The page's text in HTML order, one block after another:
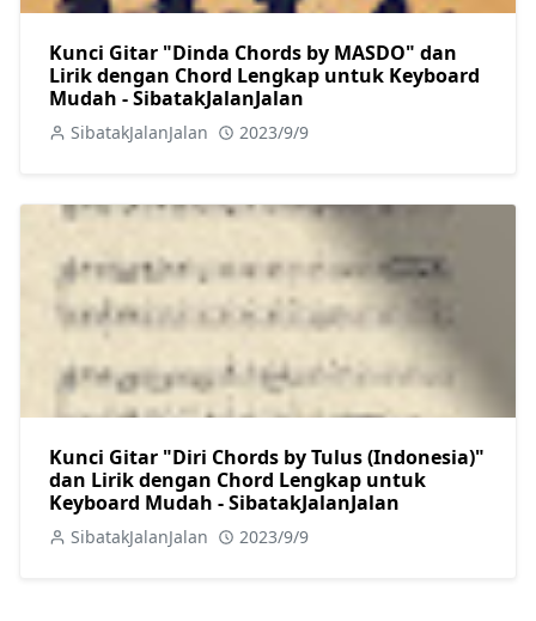
Kunci Gitar "Dinda Chords by MASDO" dan
Lirik dengan Chord Lengkap untuk Keyboard
Mudah - SibatakJalanJalan
SibatakJalanJalan 2023/9/9
Kunci Gitar "Diri Chords by Tulus (Indonesia)"
dan Lirik dengan Chord Lengkap untuk
Keyboard Mudah - SibatakJalanJalan
SibatakJalanJalan 2023/9/9